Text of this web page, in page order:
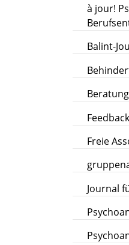
à jour!
Balint-
Feedback
Freie
Journal